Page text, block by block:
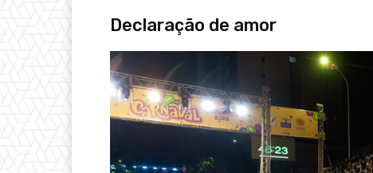
Declaração de amor